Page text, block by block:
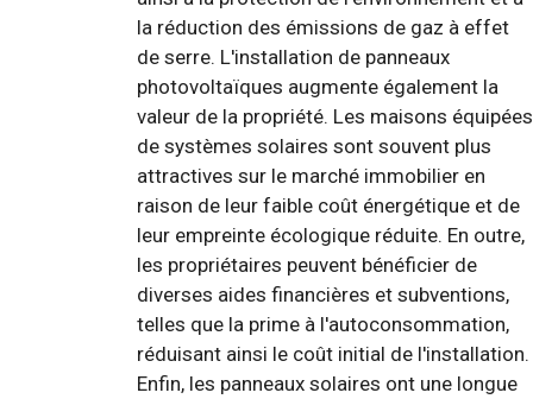
la réduction des émissions de gaz à effet
de serre. L'installation de panneaux
photovoltaïques augmente également la
valeur de la propriété. Les maisons équipées
de systèmes solaires sont souvent plus
attractives sur le marché immobilier en
raison de leur faible coût énergétique et de
leur empreinte écologique réduite. En outre,
les propriétaires peuvent bénéficier de
diverses aides financières et subventions,
telles que la prime à l'autoconsommation,
réduisant ainsi le coût initial de l'installation.
Enfin, les panneaux solaires ont une longue